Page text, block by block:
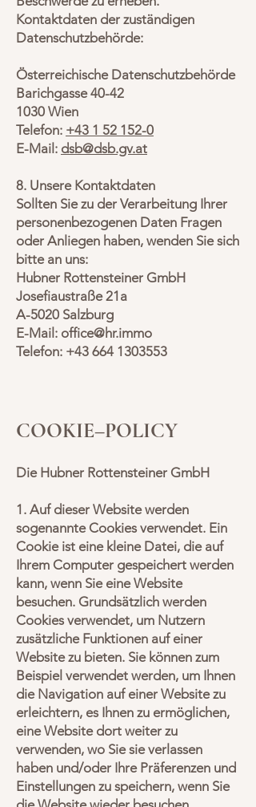
Kontaktdaten der zuständigen
Datenschutzbehörde:
Österreichische Datenschutzbehörde
Barichgasse 40-42
1030 Wien
Telefon: +43 1 52 152-0
E-Mail: dsb@dsb.gv.at
8. Unsere Kontaktdaten
Sollten Sie zu der Verarbeitung Ihrer
personenbezogenen Daten Fragen
oder Anliegen haben, wenden Sie sich
bitte an uns:
Hubner Rottensteiner GmbH
Josefiaustraße 21a
A-5020 Salzburg
E-Mail: office@hr.immo
Telefon: +43 664 1303553
COOKIE–POLICY
Die Hubner Rottensteiner GmbH
1. Auf dieser Website werden
sogenannte Cookies verwendet. Ein
Cookie ist eine kleine Datei, die auf
Ihrem Computer gespeichert werden
kann, wenn Sie eine Website
besuchen. Grundsätzlich werden
Cookies verwendet, um Nutzern
zusätzliche Funktionen auf einer
Website zu bieten. Sie können zum
Beispiel verwendet werden, um Ihnen
die Navigation auf einer Website zu
erleichtern, es Ihnen zu ermöglichen,
eine Website dort weiter zu
verwenden, wo Sie sie verlassen
haben und/oder Ihre Präferenzen und
Einstellungen zu speichern, wenn Sie